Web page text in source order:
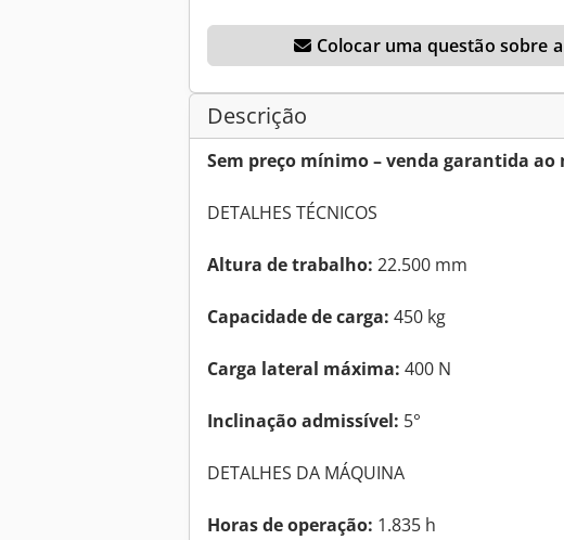
Colocar uma questão sobre
Descrição
Sem preço mínimo – venda garantida ao
DETALHES TÉCNICOS
Altura de trabalho: 22.500 mm
Capacidade de carga: 450 kg
Carga lateral máxima: 400 N
Inclinação admissível: 5°
DETALHES DA MÁQUINA
Horas de operação: 1.835 h